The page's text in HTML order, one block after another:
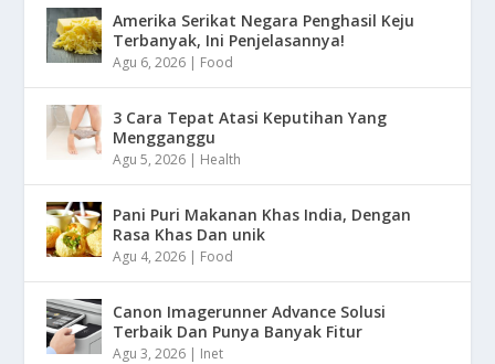
Amerika Serikat Negara Penghasil Keju
Terbanyak, Ini Penjelasannya!
Agu 6, 2026 | Food
3 Cara Tepat Atasi Keputihan Yang
Mengganggu
Agu 5, 2026 | Health
Pani Puri Makanan Khas India, Dengan
Rasa Khas Dan unik
Agu 4, 2026 | Food
Canon Imagerunner Advance Solusi
Terbaik Dan Punya Banyak Fitur
Agu 3, 2026 | Inet